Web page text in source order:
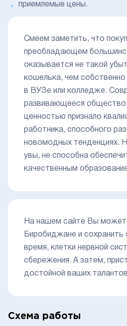
приемлемые цены.
Смеем заметить, что
преобладающем
оказывается не такой
кошелька, чем собственно
в ВУЗе или колледже.
развивающееся общество
ценностью признало
работника, способного
новомодных тенденциях.
увы, не способна
качественным
На нашем сайте Вы
Биробиджане и
время, клетки нервной
сбережения. А затем,
достойной ваших
Схема работы